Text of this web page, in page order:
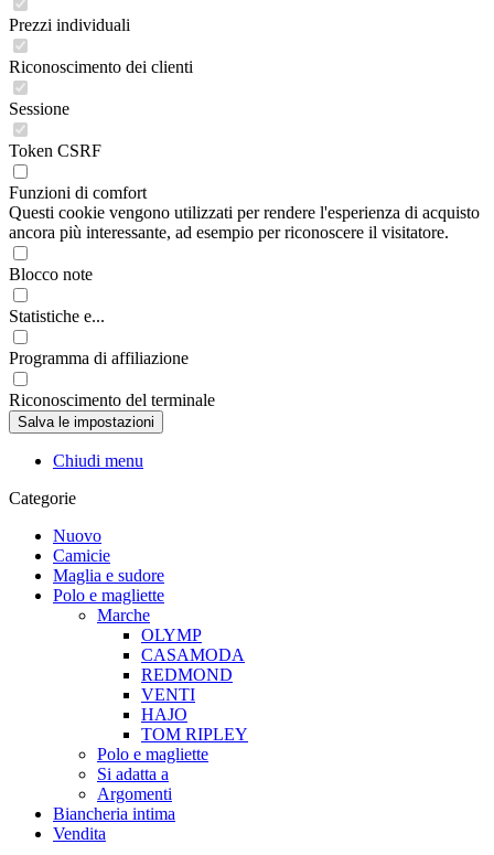
Prezzi individuali
Riconoscimento dei clienti
Sessione
Token CSRF
Funzioni di comfort
Questi cookie vengono utilizzati per rendere l'esperienza di acquisto
ancora più interessante, ad esempio per riconoscere il visitatore.
Blocco note
Statistiche e...
Programma di affiliazione
Riconoscimento del terminale
Chiudi menu
Categorie
Nuovo
Camicie
Maglia e sudore
Polo e magliette
Marche
OLYMP
CASAMODA
REDMOND
VENTI
HAJO
TOM RIPLEY
Polo e magliette
Si adatta a
Argomenti
Biancheria intima
Vendita